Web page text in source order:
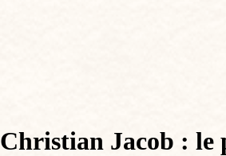
Christian Jacob :